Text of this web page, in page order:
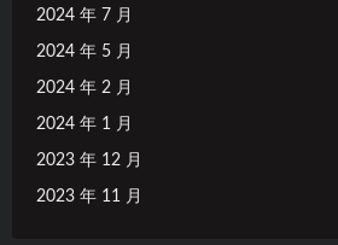
2024 年 7 月
2024 年 5 月
2024 年 2 月
2024 年 1 月
2023 年 12 月
2023 年 11 月